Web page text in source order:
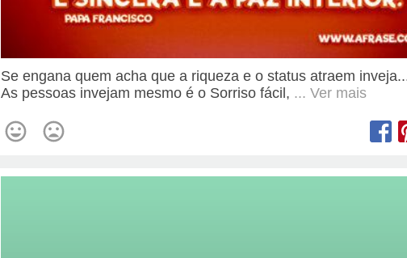
Se engana quem acha que a riqueza e o status atraem
As pessoas invejam mesmo é o Sorriso fácil, ... Ver mais